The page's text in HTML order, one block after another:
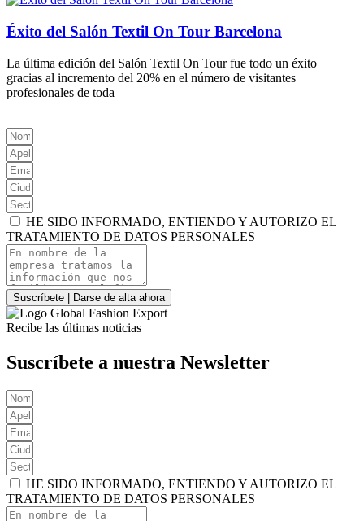
Éxito del Salón Textil On Tour Barcelona
La última edición del Salón Textil On Tour fue todo un éxito
gracias al incremento del 20% en el número de visitantes
profesionales de toda
HE SIDO INFORMADO, ENTIENDO Y AUTORIZO EL
TRATAMIENTO DE DATOS PERSONALES
Suscríbete | Darse de alta ahora
Recibe las últimas noticias
Suscríbete a nuestra Newsletter
HE SIDO INFORMADO, ENTIENDO Y AUTORIZO EL
TRATAMIENTO DE DATOS PERSONALES